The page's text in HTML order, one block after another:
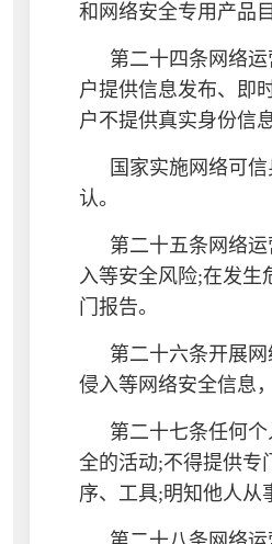
和网络安全专用产品
第二十四条网络
户提供信息发布、即
户不提供真实身份信
国家实施网络可
认。
第二十五条网络
入等安全风险;在发生
门报告。
第二十六条开展
侵入等网络安全信息
第二十七条任何
全的活动;不得提供专
序、工具;明知他人从